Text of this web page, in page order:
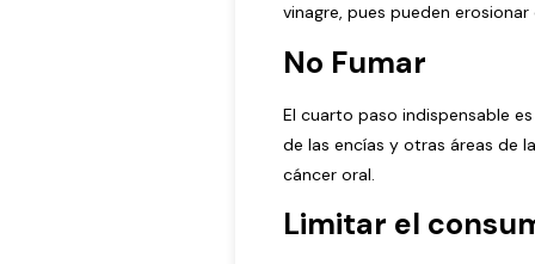
vinagre, pues pueden
No Fumar
El cuarto paso indispensable
de las encías y otras áreas de
cáncer oral.
Limitar el